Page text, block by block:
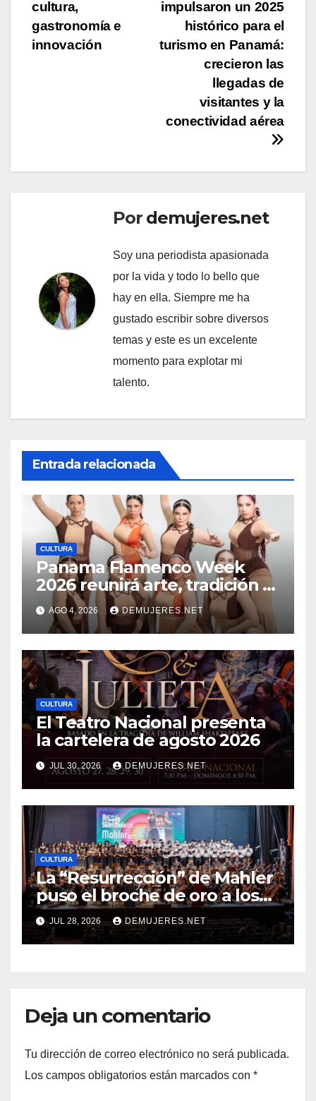
entradas
impulsaron un 2025
histórico para el
turismo en Panamá:
crecieron las
llegadas de
visitantes y la
conectividad aérea
cultura,
gastronomía e
innovación
Por demujeres.net
Soy una periodista apasionada
por la vida y todo lo bello que
hay en ella. Siempre me ha
gustado escribir sobre diversos
temas y este es un excelente
momento para explotar mi
talento.
Entrada relacionada
CULTURA
Panama Flamenco Week
2026 reunirá arte, tradición y
cultura española en
beneficio de FANLYC
AGO 4, 2026 DEMUJERES.NET
CULTURA
El Teatro Nacional presenta
la cartelera de agosto 2026
JUL 30, 2026 DEMUJERES.NET
CULTURA
La “Resurrección” de Mahler
puso el broche de oro a los
20 años del Festival Alfredo
De Saint Malo
JUL 28, 2026 DEMUJERES.NET
Deja un comentario
Tu dirección de correo electrónico no será publicada.
Los campos obligatorios están marcados con *